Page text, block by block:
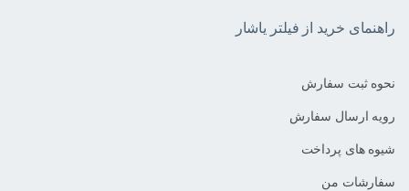
راهنمای خرید از فیلتر یاشار
نحوه ثبت سفارش
رویه ارسال سفارش
شیوه های پرداخت
سفارشات من